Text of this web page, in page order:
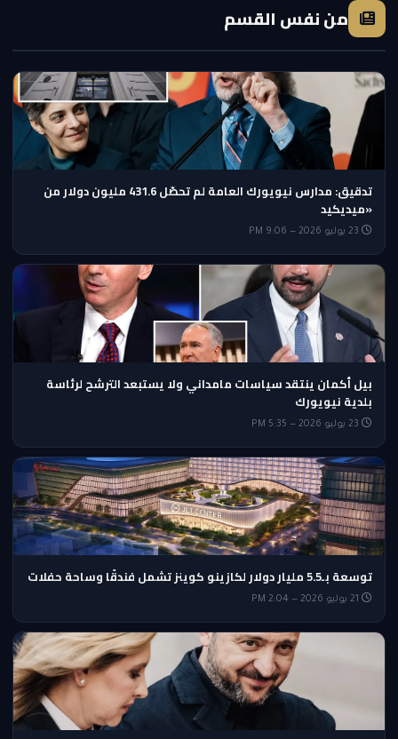
من نفس القسم
تدقيق: مدارس نيويورك العامة لم تحصّل 431.6 مليون دولار من
«ميديكيد
بيل أكمان ينتقد سياسات مامداني ولا يستبعد الترشح لرئاسة
بلدية نيويورك
توسعة بـ5.5 مليار دولار لكازينو كوينز تشمل فندقًا وساحة حفلات